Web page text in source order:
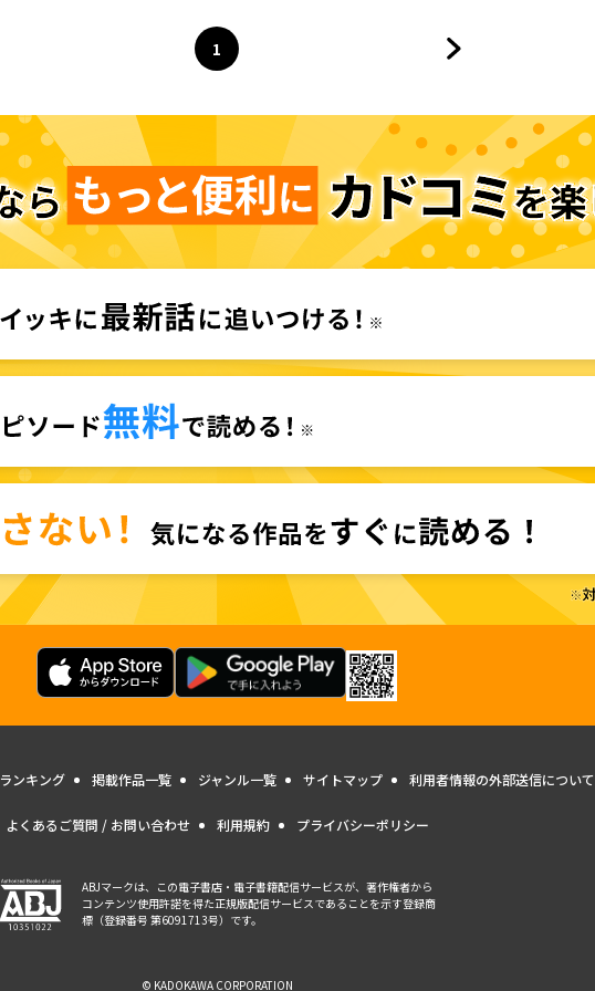
ページ
1
へ
ランキング 掲載作品一覧 ジャンル一覧 サイトマップ 利用者情報の外部送信について
よくあるご質問 / お問い合わせ 利用規約 プライバシーポリシー
ABJマークは、この電子書店・電子書籍配信サービスが、著作権者から
コンテンツ使用許諾を得た正規版配信サービスであることを示す登録商
標（登録番号 第6091713号）です。
© KADOKAWA CORPORATION